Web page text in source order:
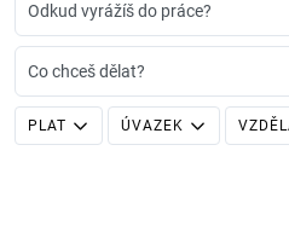
Odkud vyrážíš do práce?
Co chceš dělat?
PLAT ÚVAZEK